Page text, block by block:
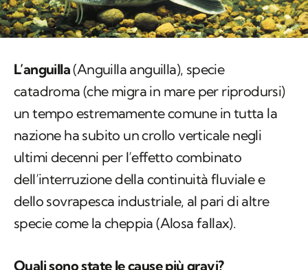
L’anguilla(Anguilla anguilla), specie
catadroma (che migra in mare per riprodursi)
un tempo estremamente comune in tutta la
nazione ha subito un crollo verticale negli
ultimi decenni per l’effetto combinato
dell’interruzione della continuità fluviale e
dello sovrapesca industriale, al pari di altre
specie come la cheppia (Alosa fallax).
Quali sono state le cause più gravi?